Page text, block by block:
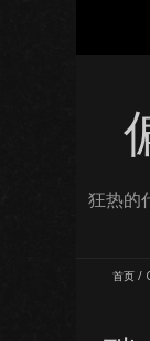
狂热的
首页 /